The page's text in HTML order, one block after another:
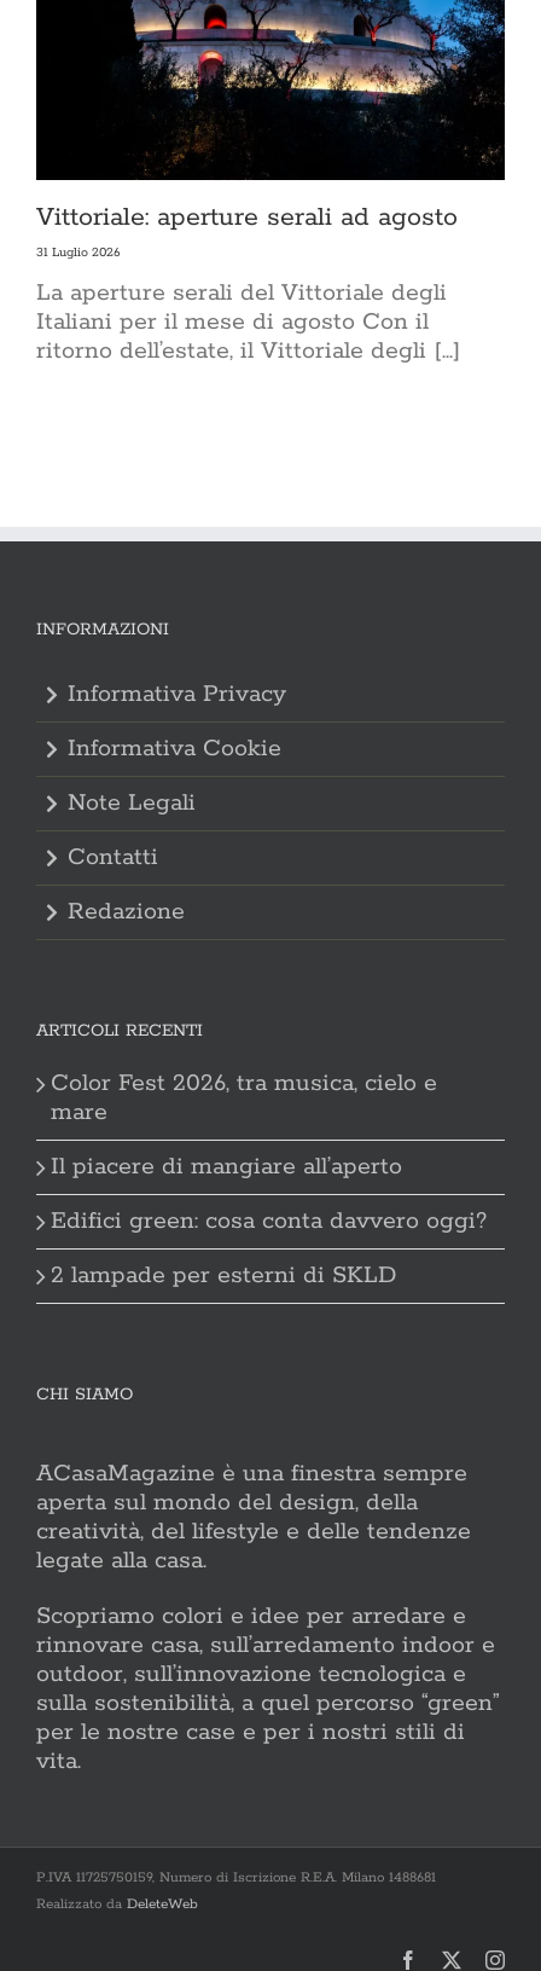
Vittoriale: aperture serali ad agosto
31 Luglio 2026
La aperture serali del Vittoriale degli
Italiani per il mese di agosto Con il
ritorno dell’estate, il Vittoriale degli [...]
INFORMAZIONI
Informativa Privacy
Informativa Cookie
Note Legali
Contatti
Redazione
ARTICOLI RECENTI
Color Fest 2026, tra musica, cielo e
mare
Il piacere di mangiare all’aperto
Edifici green: cosa conta davvero oggi?
2 lampade per esterni di SKLD
CHI SIAMO
ACasaMagazine è una finestra sempre
aperta sul mondo del design, della
creatività, del lifestyle e delle tendenze
legate alla casa.
Scopriamo colori e idee per arredare e
rinnovare casa, sull’arredamento indoor e
outdoor, sull’innovazione tecnologica e
sulla sostenibilità, a quel percorso “green”
per le nostre case e per i nostri stili di
vita.
P.IVA 11725750159, Numero di Iscrizione R.E.A. Milano 1488681
Realizzato da DeleteWeb